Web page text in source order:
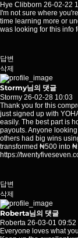
Hye Clibborn 26-02-22
I'm not sure where
time learning more or
was looking for this info
답변
삭제
Stormy님의 댓글
Stormy 26-02-28 10:03
Thank you for this
just signed up with
easily. The best part is
payouts. Anyone
others had big wins
transformed ₦500 into
https://
답변
삭제
Roberta님의 댓글
Roberta 26-03-01 09:52
Everyone loves what